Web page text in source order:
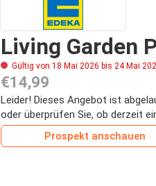
Living Garden
Gültig von 18 Mai 2026 bis 24 Mai
€14,99
Leider! Dieses Angebot ist
oder überprüfen Sie, ob derzeit
Prospekt anschauen